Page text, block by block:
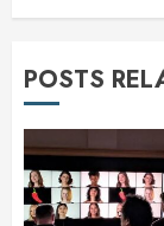
POSTS